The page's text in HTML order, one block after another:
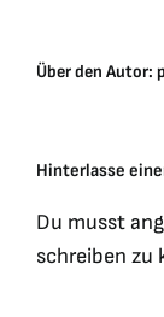
Über den Autor:
Hinterlasse
Du musst
schreiben zu